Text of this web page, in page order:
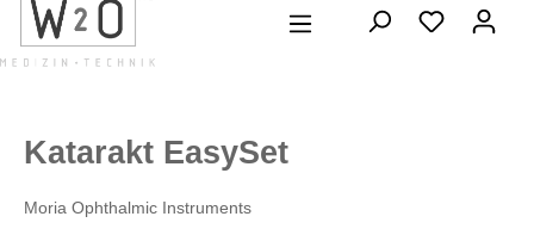
springen
Katarakt EasySet
Moria Ophthalmic Instruments